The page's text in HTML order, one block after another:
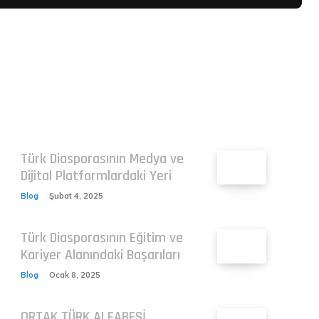
Türk Diasporasının Medya ve
Dijital Platformlardaki Yeri
Blog Şubat 4, 2025
Türk Diasporasının Eğitim ve
Kariyer Alanındaki Başarıları
Blog Ocak 8, 2025